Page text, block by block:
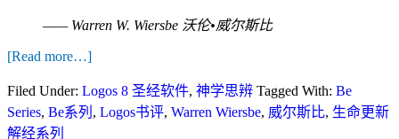
—— Warren W. Wiersbe 沃伦•威尔斯比
[Read more…]
Filed Under: Logos 8 圣经软件, 神学思辨 Tagged With: Be
Series, Be系列 , Logos书评, Warren Wiersbe, 威尔斯比, 生命更新
解经系列